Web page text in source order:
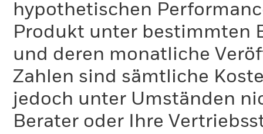
hypothetischen
Produkt unter bestimmten
und deren monatliche
Zahlen sind sämtliche
jedoch unter Umständen
Berater oder Ihre